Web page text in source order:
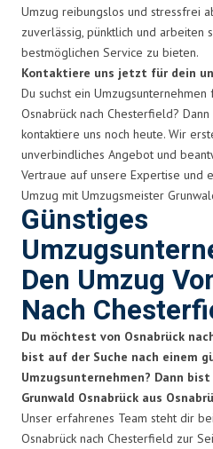
Umzug reibungslos und stressfrei
zuverlässig, pünktlich und arbeiten
bestmöglichen Service zu bieten.
Kontaktiere uns jetzt für dein
Du suchst ein
Osnabrück nach Chesterfield?
kontaktiere uns noch heute. Wir
unverbindliches Angebot und
Vertraue auf unsere Expertise und
Umzug mit Umzugsmeister
Günstiges
Den Umzug
Nach
Du möchtest von Osnabrück
bist auf der Suche nach einem
Umzugsunternehmen? Dann
Grunwald Osnabrück aus
Unser erfahrenes Team steht dir
Osnabrück nach Chesterfield zur